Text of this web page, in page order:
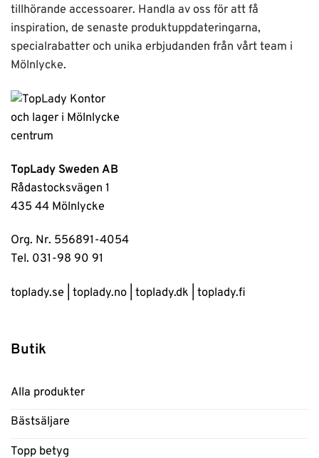
tillhörande accessoarer. Handla av oss för att få
inspiration, de senaste produktuppdateringarna,
specialrabatter och unika erbjudanden från vårt team i
Mölnlycke.
TopLady Sweden AB
Rådastocksvägen 1
435 44 Mölnlycke
Org. Nr. 556891-4054
Tel. 031-98 90 91
toplady.se toplady.no toplady.dk toplady.fi
Butik
Alla produkter
Bästsäljare
Topp betyg